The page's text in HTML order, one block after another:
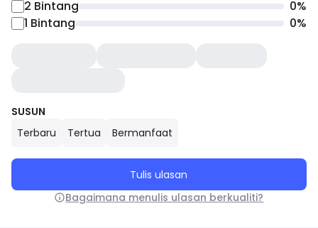
2 Bintang 0%
1 Bintang 0%
SUSUN
Terbaru
Tertua Bermanfaat
Tulis ulasan
Bagaimana menulis ulasan berkualiti?